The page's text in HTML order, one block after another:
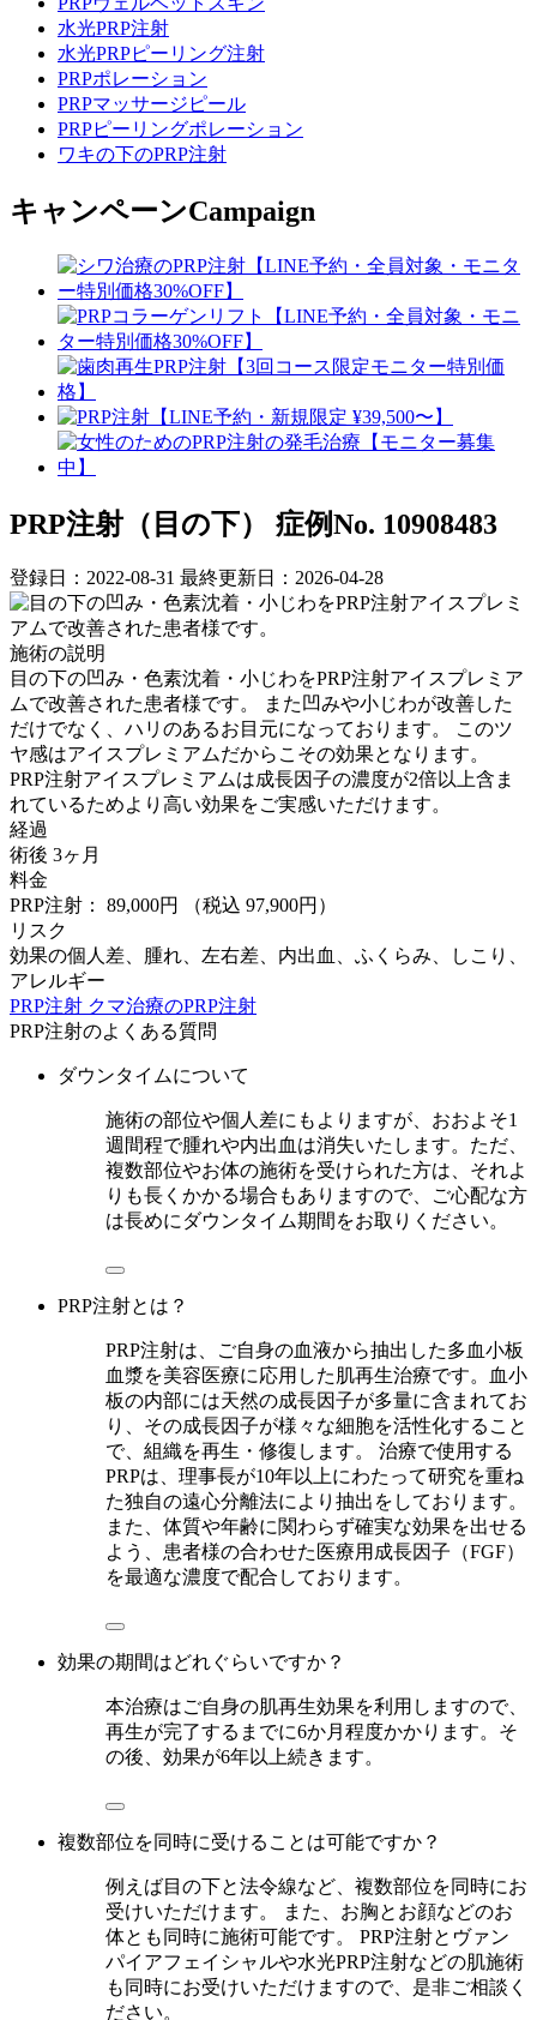
水光PRP注射
水光PRPピーリング注射
PRPポレーション
PRPマッサージピール
PRPピーリングポレーション
ワキの下のPRP注射
キャンペーンCampaign
PRP注射（目の下） 症例No. 10908483
登録日：2022-08-31 最終更新日：2026-04-28
施術の説明
目の下の凹み・色素沈着・小じわをPRP注射アイスプレミア
ムで改善された患者様です。 また凹みや小じわが改善した
だけでなく、ハリのあるお目元になっております。 このツ
ヤ感はアイスプレミアムだからこその効果となります。
PRP注射アイスプレミアムは成長因子の濃度が2倍以上含ま
れているためより高い効果をご実感いただけます。
経過
術後 3ヶ月
料金
PRP注射： 89,000円
（税込 97,900円）
リスク
効果の個人差、腫れ、左右差、内出血、ふくらみ、しこり、
アレルギー
PRP注射 クマ治療のPRP注射
PRP注射のよくある質問
ダウンタイムについて
施術の部位や個人差にもよりますが、おおよそ1
週間程で腫れや内出血は消失いたします。ただ、
複数部位やお体の施術を受けられた方は、それよ
りも長くかかる場合もありますので、ご心配な方
は長めにダウンタイム期間をお取りください。
PRP注射とは？
PRP注射は、ご自身の血液から抽出した多血小板
血漿を美容医療に応用した肌再生治療です。血小
板の内部には天然の成長因子が多量に含まれてお
り、その成長因子が様々な細胞を活性化すること
で、組織を再生・修復します。 治療で使用する
PRPは、理事長が10年以上にわたって研究を重ね
た独自の遠心分離法により抽出をしております。
また、体質や年齢に関わらず確実な効果を出せる
よう、患者様の合わせた医療用成長因子（FGF）
を最適な濃度で配合しております。
効果の期間はどれぐらいですか？
本治療はご自身の肌再生効果を利用しますので、
再生が完了するまでに6か月程度かかります。そ
の後、効果が6年以上続きます。
複数部位を同時に受けることは可能ですか？
例えば目の下と法令線など、複数部位を同時にお
受けいただけます。 また、お胸とお顔などのお
体とも同時に施術可能です。 PRP注射とヴァン
パイアフェイシャルや水光PRP注射などの肌施術
も同時にお受けいただけますので、是非ご相談く
ださい。